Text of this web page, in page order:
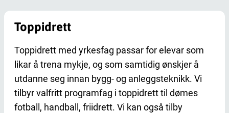
Toppidrett
Toppidrett med yrkesfag passar for elevar som
likar å trena mykje, og som samtidig ønskjer å
utdanne seg innan bygg- og anleggsteknikk. Vi
tilbyr valfritt programfag i toppidrett til dømes
fotball, handball, friidrett. Vi kan også tilby